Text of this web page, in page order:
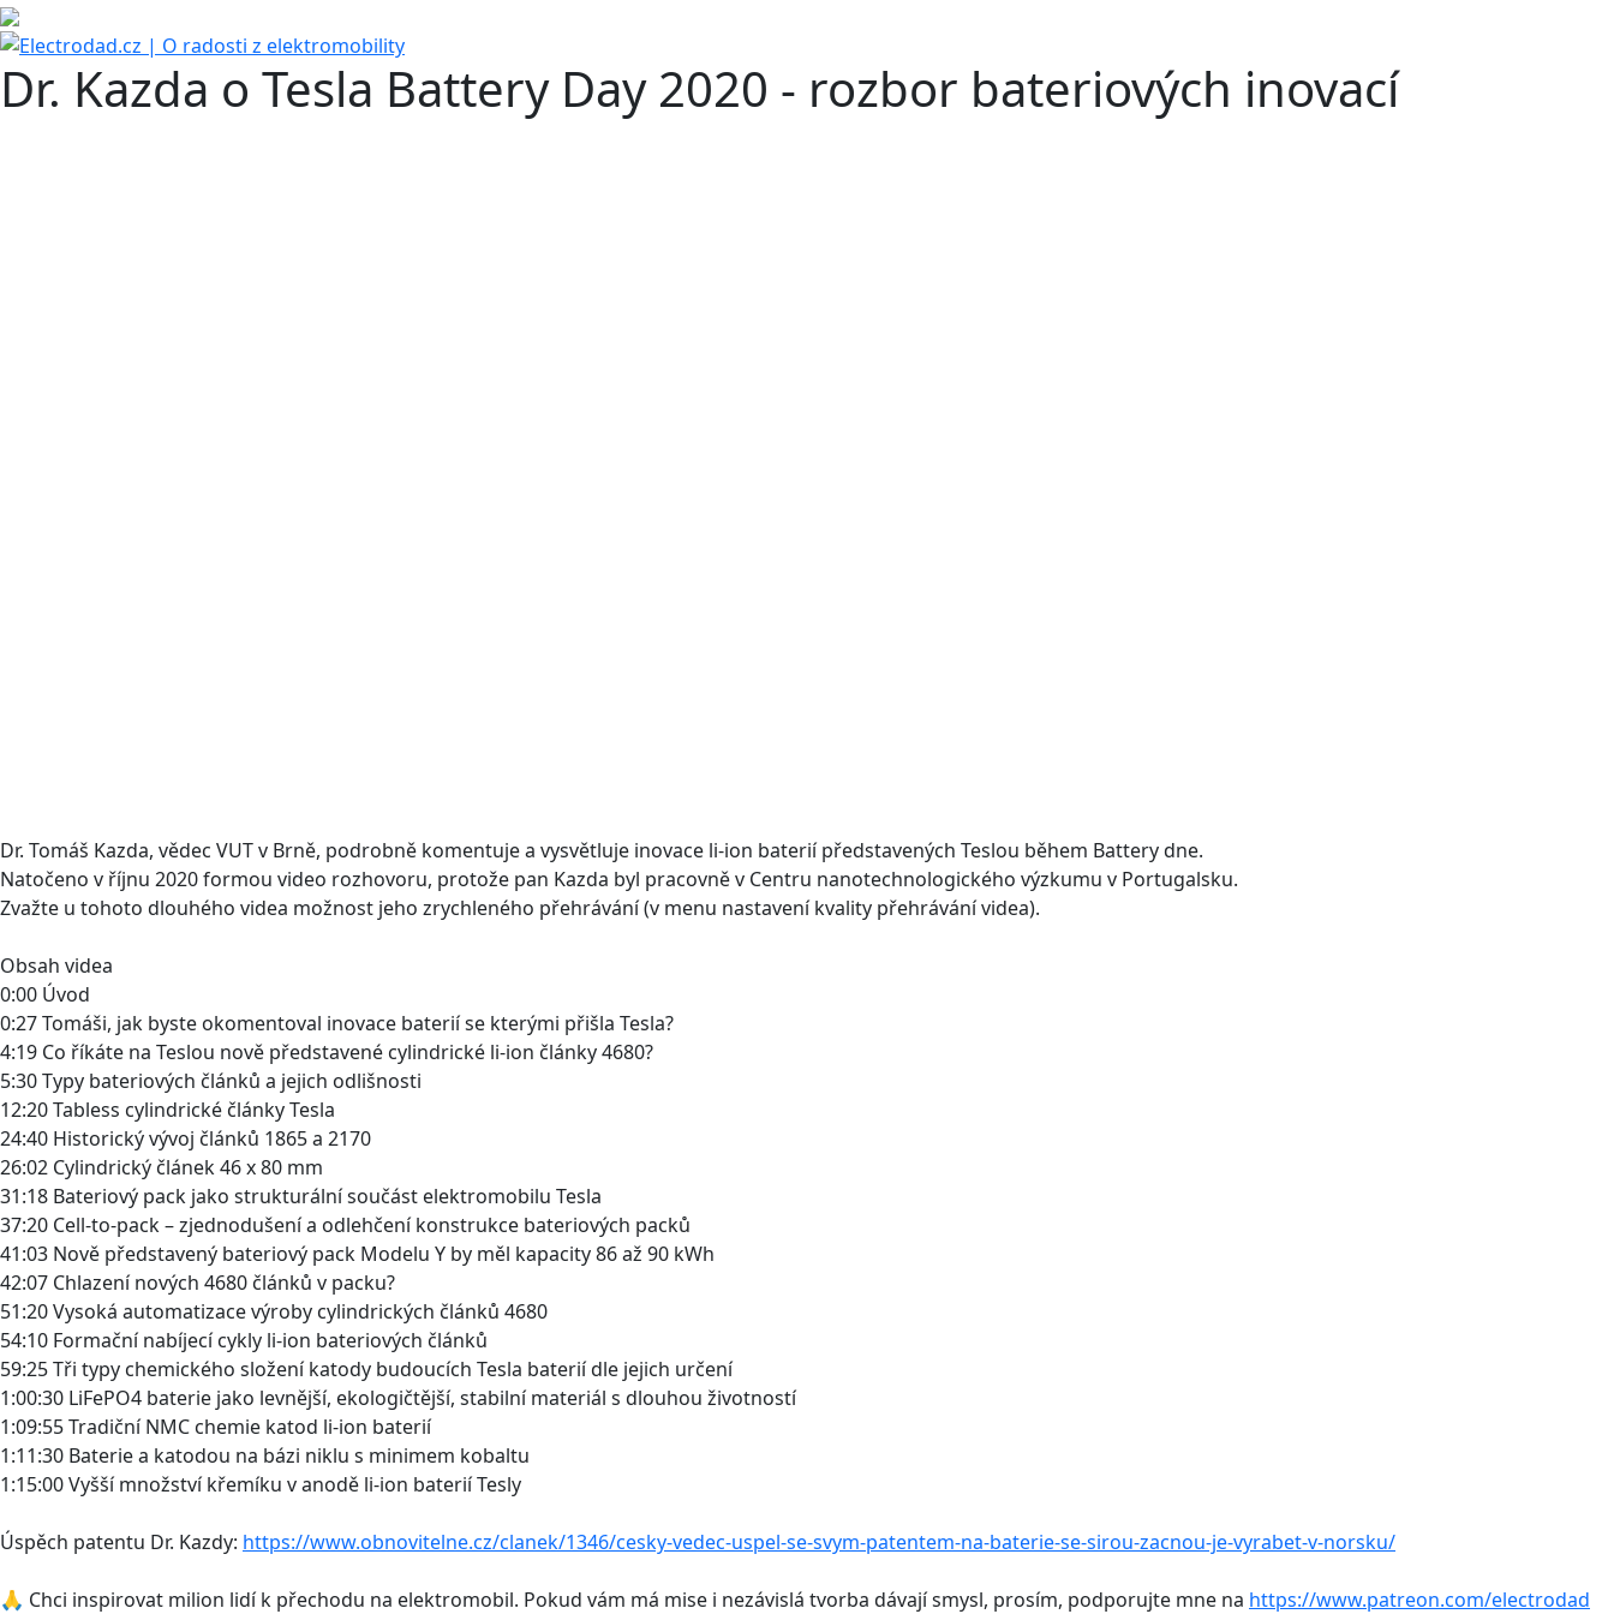
Dr. Kazda o Tesla Battery Day 2020 - rozbor bateriových inovací
Dr. Tomáš Kazda, vědec VUT v Brně, podrobně komentuje a vysvětluje inovace li-ion baterií představených Teslou během Battery dne.
Natočeno v říjnu 2020 formou video rozhovoru, protože pan Kazda byl pracovně v Centru nanotechnologického výzkumu v Portugalsku.
Zvažte u tohoto dlouhého videa možnost jeho zrychleného přehrávání (v menu nastavení kvality přehrávání videa).
Obsah videa
0:00 Úvod
0:27 Tomáši, jak byste okomentoval inovace baterií se kterými přišla Tesla?
4:19 Co říkáte na Teslou nově představené cylindrické li-ion články 4680?
5:30 Typy bateriových článků a jejich odlišnosti
12:20 Tabless cylindrické články Tesla
24:40 Historický vývoj článků 1865 a 2170
26:02 Cylindrický článek 46 x 80 mm
31:18 Bateriový pack jako strukturální součást elektromobilu Tesla
37:20 Cell-to-pack – zjednodušení a odlehčení konstrukce bateriových packů
41:03 Nově představený bateriový pack Modelu Y by měl kapacity 86 až 90 kWh
42:07 Chlazení nových 4680 článků v packu?
51:20 Vysoká automatizace výroby cylindrických článků 4680
54:10 Formační nabíjecí cykly li-ion bateriových článků
59:25 Tři typy chemického složení katody budoucích Tesla baterií dle jejich určení
1:00:30 LiFePO4 baterie jako levnější, ekologičtější, stabilní materiál s dlouhou životností
1:09:55 Tradiční NMC chemie katod li-ion baterií
1:11:30 Baterie a katodou na bázi niklu s minimem kobaltu
1:15:00 Vyšší množství křemíku v anodě li-ion baterií Tesly
Úspěch patentu Dr. Kazdy: https://www.obnovitelne.cz/clanek/1346/cesky-vedec-uspel-se-svym-patentem-na-baterie-se-sirou-zacnou-je-vyrabet-v-norsku/
🙏 Chci inspirovat milion lidí k přechodu na elektromobil. Pokud vám má mise i nezávislá tvorba dávají smysl, prosím, podporujte mne na https://www.patreon.com/electrodad